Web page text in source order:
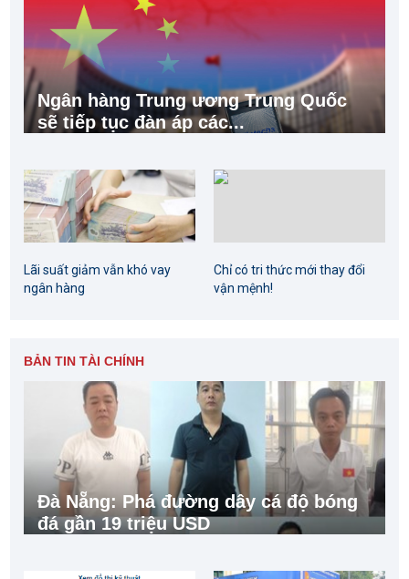
Ngân hàng Trung ương Trung Quốc
sẽ tiếp tục đàn áp các...
Lãi suất giảm vẫn khó vay
ngân hàng
Chỉ có tri thức mới thay đổi
vận mệnh!
BẢN TIN TÀI CHÍNH
Đà Nẵng: Phá đường dây cá độ bóng
đá gần 19 triệu USD